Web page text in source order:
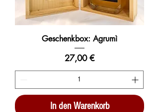
Geschenkbox: Agrumì
Preis
27,00 €
In den Warenkorb